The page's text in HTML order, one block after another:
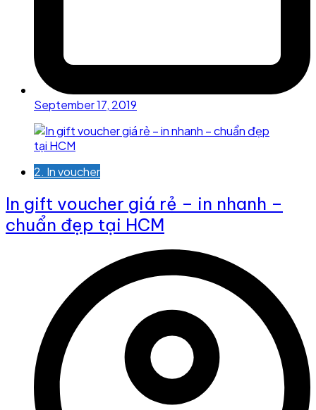
September 17, 2019
2. In voucher
In gift voucher giá rẻ – in nhanh –
chuẩn đẹp tại HCM